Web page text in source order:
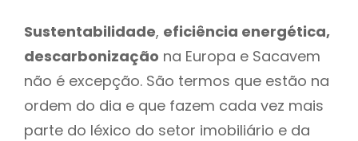
Sustentabilidade, eficiência energética,
descarbonização na Europa e Sacavem
não é excepção. São termos que estão na
ordem do dia e que fazem cada vez mais
parte do léxico do setor imobiliário e da